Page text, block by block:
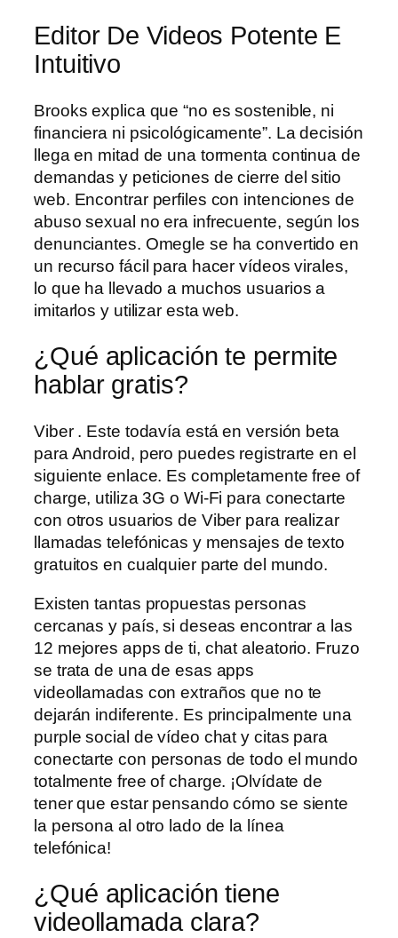
Editor De Videos Potente E
Intuitivo
Brooks explica que “no es sostenible, ni
financiera ni psicológicamente”. La decisión
llega en mitad de una tormenta continua de
demandas y peticiones de cierre del sitio
web. Encontrar perfiles con intenciones de
abuso sexual no era infrecuente, según los
denunciantes. Omegle se ha convertido en
un recurso fácil para hacer vídeos virales,
lo que ha llevado a muchos usuarios a
imitarlos y utilizar esta web.
¿Qué aplicación te permite
hablar gratis?
Viber . Este todavía está en versión beta
para Android, pero puedes registrarte en el
siguiente enlace. Es completamente free of
charge, utiliza 3G o Wi-Fi para conectarte
con otros usuarios de Viber para realizar
llamadas telefónicas y mensajes de texto
gratuitos en cualquier parte del mundo.
Existen tantas propuestas personas
cercanas y país, si deseas encontrar a las
12 mejores apps de ti, chat aleatorio. Fruzo
se trata de una de esas apps
videollamadas con extraños que no te
dejarán indiferente. Es principalmente una
purple social de vídeo chat y citas para
conectarte con personas de todo el mundo
totalmente free of charge. ¡Olvídate de
tener que estar pensando cómo se siente
la persona al otro lado de la línea
telefónica!
¿Qué aplicación tiene
videollamada clara?